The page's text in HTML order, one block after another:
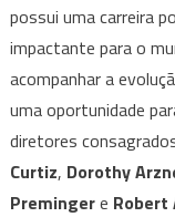
possui uma carreira
impactante para o
acompanhar a
uma oportunidade
diretores
Curtiz, Dorothy
Premingere Robert